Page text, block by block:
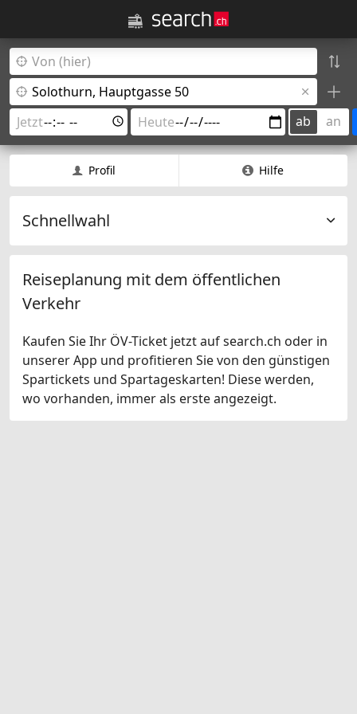
ab an
Profil Hilfe
Schnellwahl
Reiseplanung mit dem öffentlichen
Verkehr
Kaufen Sie Ihr ÖV-Ticket jetzt auf search.ch oder in
unserer App und profitieren Sie von den günstigen
Spartickets und Spartageskarten! Diese werden,
wo vorhanden, immer als erste angezeigt.